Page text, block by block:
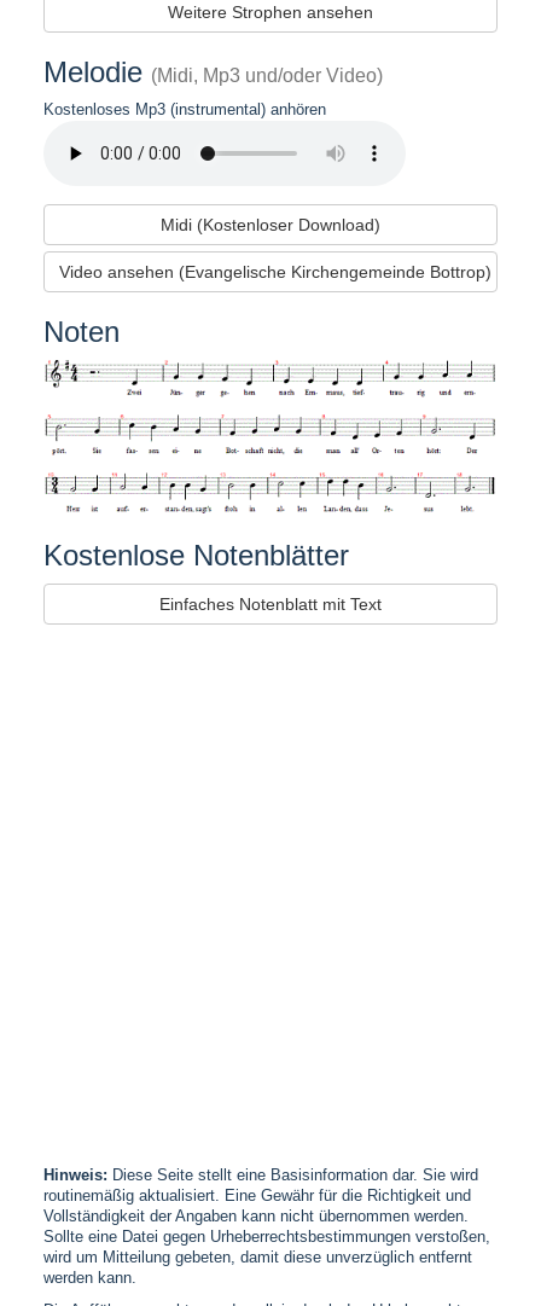
Weitere Strophen ansehen
Melodie (Midi, Mp3 und/oder Video)
Kostenloses Mp3 (instrumental) anhören
Midi (Kostenloser Download)
Video ansehen (Evangelische Kirchengemeinde Bottrop)
Noten
Kostenlose Notenblätter
Einfaches Notenblatt mit Text
Hinweis: Diese Seite stellt eine Basisinformation dar. Sie wird
routinemäßig aktualisiert. Eine Gewähr für die Richtigkeit und
Vollständigkeit der Angaben kann nicht übernommen werden.
Sollte eine Datei gegen Urheberrechtsbestimmungen verstoßen,
wird um Mitteilung gebeten, damit diese unverzüglich entfernt
werden kann.